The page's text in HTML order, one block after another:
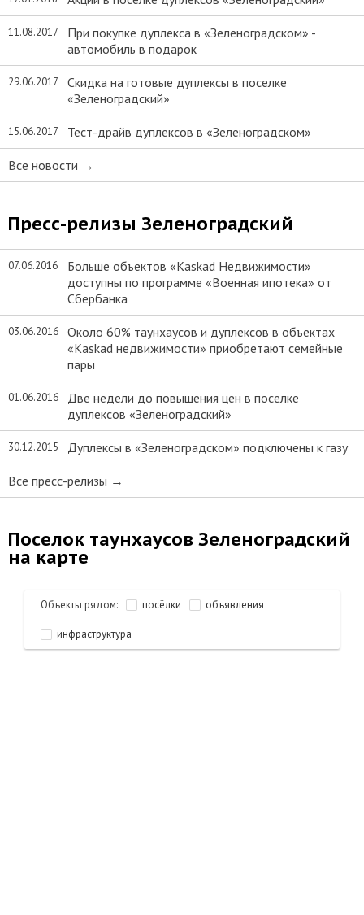
11.08.2017
При покупке дуплекса в «Зеленоградском» -
автомобиль в подарок
29.06.2017
Скидка на готовые дуплексы в поселке
«Зеленоградский»
15.06.2017 Тест-драйв дуплексов в «Зеленоградском»
Все новости →
Пресс-релизы Зеленоградский
07.06.2016
Больше объектов «Kaskad Недвижимости»
доступны по программе «Военная ипотека» от
Сбербанка
03.06.2016
Около 60% таунхаусов и дуплексов в объектах
«Kaskad недвижимости» приобретают семейные
пары
01.06.2016
Две недели до повышения цен в поселке
дуплексов «Зеленоградский»
30.12.2015 Дуплексы в «Зеленоградском» подключены к газу
Все пресс-релизы →
Поселок таунхаусов Зеленоградский
на карте
Объекты рядом: посёлки объявления
инфраструктура